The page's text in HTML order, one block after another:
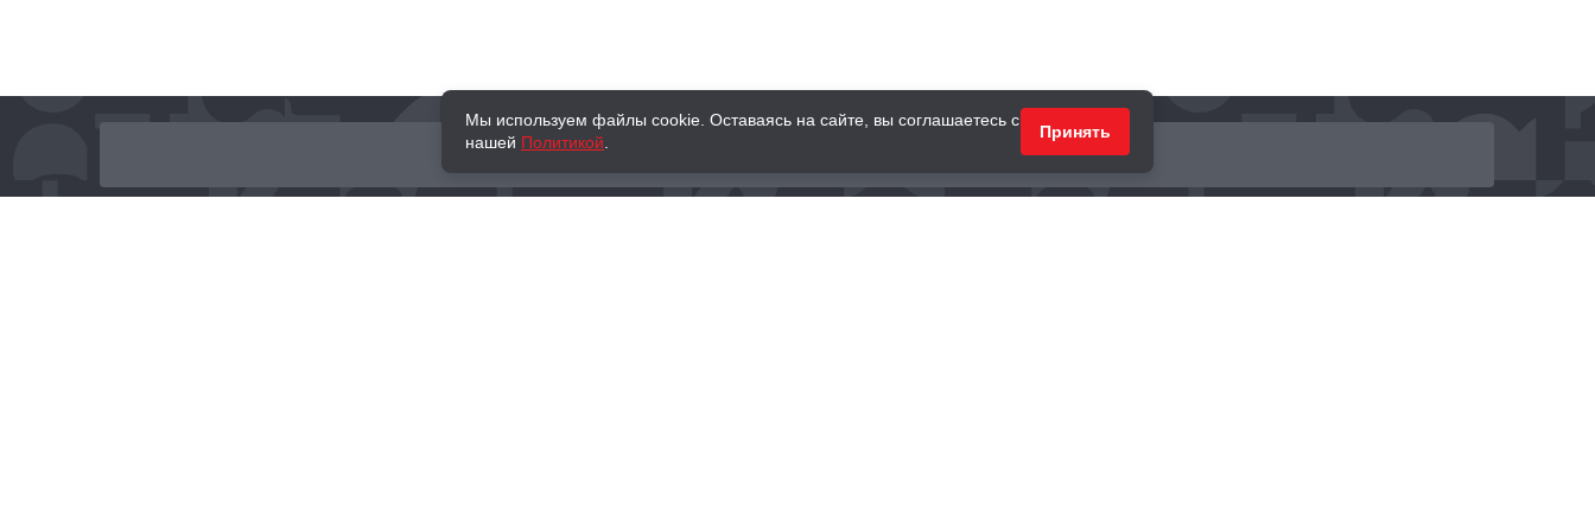
КНИГИ ПОДАРКИ
Мы используем файлы cookie. Оставаясь на сайте, вы соглашаетесь с
нашей Политикой
Принять